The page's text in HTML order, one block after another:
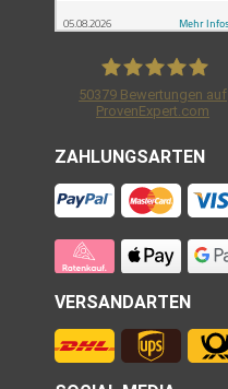
50379 Bewertungen auf
ProvenExpert.com
ZAHLUNGSARTEN
VERSANDARTEN